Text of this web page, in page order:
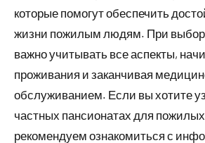
которые помогут обеспечить
жизни пожилым людям. При
важно учитывать все аспекты,
проживания и заканчивая
обслуживанием. Если вы хотите
частных пансионатах для
рекомендуем ознакомиться с